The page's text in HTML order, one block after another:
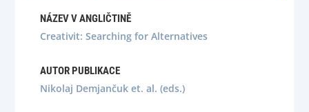
NÁZEV V ANGLIČTINĚ
Creativit: Searching for Alternatives
AUTOR PUBLIKACE
Nikolaj Demjančuk et. al. (eds.)